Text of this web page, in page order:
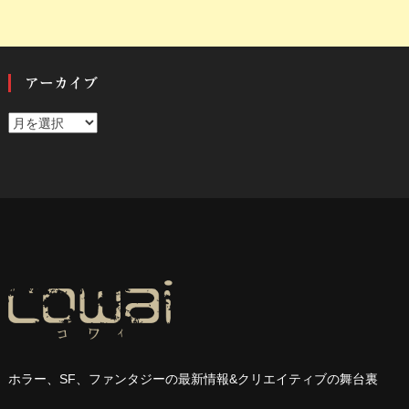
アーカイブ
ア
ホラー、SF 、ファンタジーの最新情報&クリエイティブの舞台裏